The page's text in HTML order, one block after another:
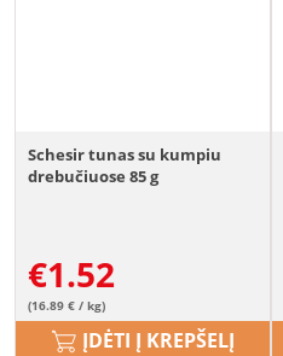
Schesir tunas su kumpiu
drebučiuose 85 g
€1.52
(16.89 € / kg)
ĮDĖTI Į KREPŠELĮ